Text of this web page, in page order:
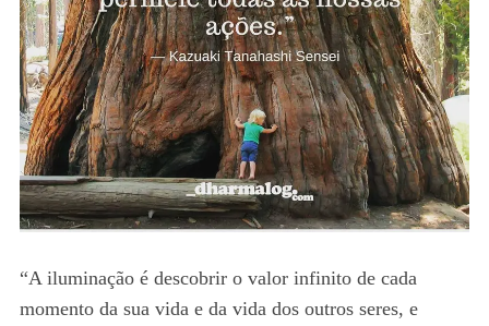
“A iluminação é descobrir o valor infinito de cada
momento da sua vida e da vida dos outros seres, e